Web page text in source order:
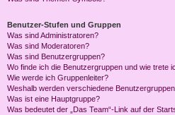
Benutzer-Stufen und Gruppen
Was sind Administratoren?
Was sind Moderatoren?
Was sind Benutzergruppen?
Wo finde ich die Benutzergruppen und wie trete
Wie werde ich Gruppenleiter?
Weshalb werden verschiedene
Was ist eine Hauptgruppe?
Was bedeutet der „Das Team“-Link auf der